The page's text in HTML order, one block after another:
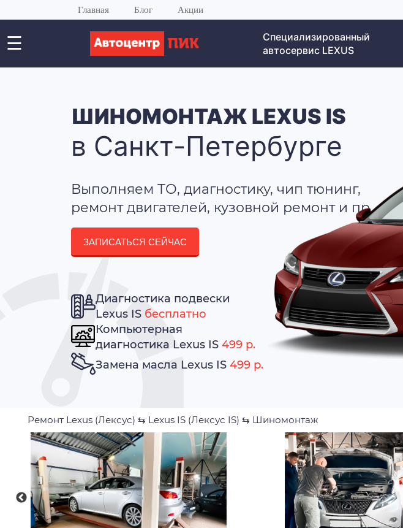
Главная Блог Акции
☰
Специализированный
автосервис LEXUS
ШИНОМОНТАЖ LEXUS IS
в Санкт-Петербурге
Выполняем ТО, диагностику, чип тюнинг,
ремонт двигателей, кузовной ремонт и пр.
ЗАПИСАТЬСЯ СЕЙЧАС
Диагностика подвески
Lexus IS бесплатно
Компьютерная
диагностика Lexus IS 499 р.
Замена масла Lexus IS 499 р.
Ремонт Lexus (Лексус) ⇆ Lexus IS (Лексус IS) ⇆ Шиномонтаж